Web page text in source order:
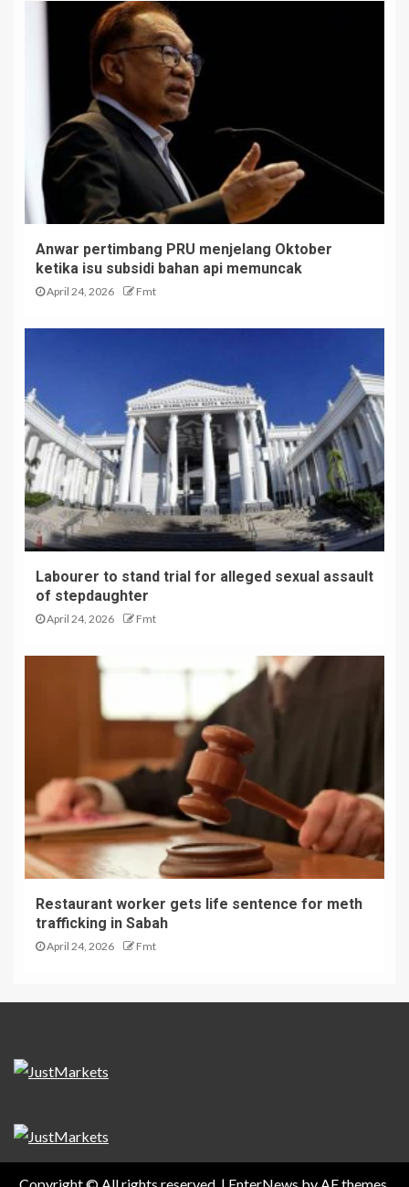
Anwar pertimbang PRU menjelang Oktober
ketika isu subsidi bahan api memuncak
April 24, 2026 Fmt
Labourer to stand trial for alleged sexual assault
of stepdaughter
April 24, 2026 Fmt
Restaurant worker gets life sentence for meth
trafficking in Sabah
April 24, 2026 Fmt